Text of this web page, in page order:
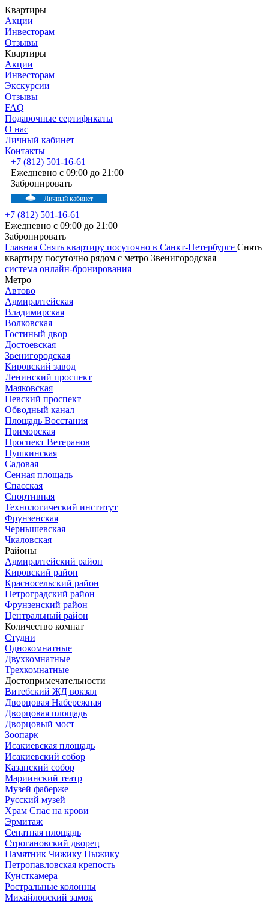
Квартиры
Акции
Инвесторам
Отзывы
Квартиры
Акции
Инвесторам
Экскурсии
Отзывы
FAQ
Подарочные сертификаты
О нас
Личный кабинет
Контакты
+7 (812) 501-16-61
Ежедневно с 09:00 до 21:00
Забронировать
Личный кабинет
+7 (812) 501-16-61
Ежедневно с 09:00 до 21:00
Забронировать
Главная Снять квартиру посуточно в Санкт-Петербурге Снять
квартиру посуточно рядом с метро Звенигородская
система онлайн-бронирования
Метро
Автово
Адмиралтейская
Владимирская
Волковская
Гостиный двор
Достоевская
Звенигородская
Кировский завод
Ленинский проспект
Маяковская
Невский проспект
Обводный канал
Площадь Восстания
Приморская
Проспект Ветеранов
Пушкинская
Садовая
Сенная площадь
Спасская
Спортивная
Технологический институт
Фрунзенская
Чернышевская
Чкаловская
Районы
Адмиралтейский район
Кировский район
Красносельский район
Петроградский район
Фрунзенский район
Центральный район
Количество комнат
Студии
Однокомнатные
Двухкомнатные
Трехкомнатные
Достопримечательности
Витебский ЖД вокзал
Дворцовая Набережная
Дворцовая площадь
Дворцовый мост
Зоопарк
Исакиевская площадь
Исакиевский собор
Казанский собор
Мариинский театр
Музей фаберже
Русский музей
Храм Спас на крови
Эрмитаж
Сенатная площадь
Строгановский дворец
Памятник Чижику Пыжику
Петропавловская крепость
Кунсткамера
Ростральные колонны
Михайловский замок